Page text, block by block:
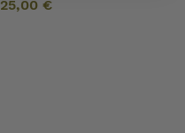
25,00 €